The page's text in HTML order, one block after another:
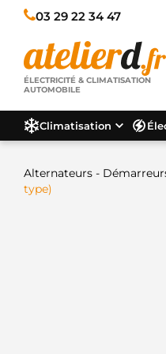
03 29 22 34 47
ÉLECTRICITÉ & CLIMATISATION
AUTOMOBILE
Climatisation
Alternateurs -
type)